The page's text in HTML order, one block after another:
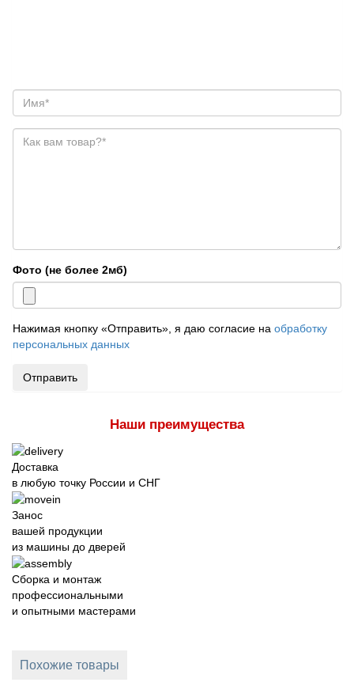
Фото (не более 2мб)
Нажимая кнопку «Отправить», я даю согласие на обработку
персональных данных
Отправить
Наши преимущества
Доставка
в любую точку России и СНГ
Занос
вашей продукции
из машины до дверей
Сборка и монтаж
профессиональными
и опытными мастерами
Похожие товары